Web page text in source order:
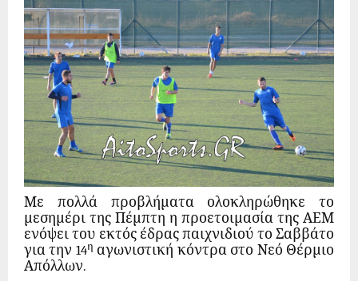
Με πολλά προβλήματα ολοκληρώθηκε το
μεσημέρι της Πέμπτη η προετοιμασία της ΑΕΜ
ενόψει του εκτός έδρας παιχνιδιού το Σαββάτο
για την 14η αγωνιστική κόντρα στο Νεό Θέρμιο
Απόλλων.